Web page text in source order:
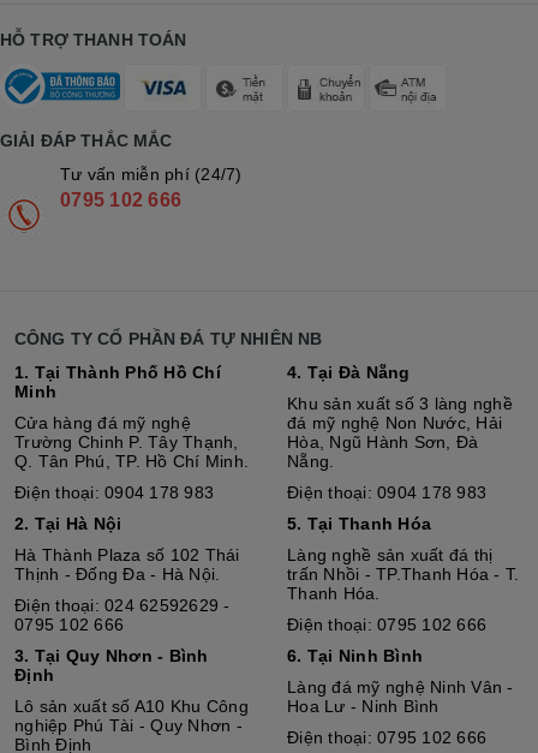
HỖ TRỢ THANH TOÁN
GIẢI ĐÁP THẮC MẮC
Tư vấn miễn phí (24/7)
0795 102 666
CÔNG TY CỔ PHẦN ĐÁ TỰ NHIÊN NB
1. Tại Thành Phố Hồ Chí
Minh
Cửa hàng đá mỹ nghệ
Trường Chinh P. Tây Thạnh,
Q. Tân Phú, TP. Hồ Chí Minh.
Điện thoại: 0904 178 983
2. Tại Hà Nội
Hà Thành Plaza số 102 Thái
Thịnh - Đống Đa - Hà Nội.
Điện thoại: 024 62592629 -
0795 102 666
3. Tại Quy Nhơn - Bình
Định
Lô sản xuất số A10 Khu Công
nghiệp Phú Tài - Quy Nhơn -
Bình Định
4. Tại Đà Nẵng
Khu sản xuất số 3 làng nghề
đá mỹ nghệ Non Nước, Hải
Hòa, Ngũ Hành Sơn, Đà
Nẵng.
Điện thoại: 0904 178 983
5. Tại Thanh Hóa
Làng nghề sản xuất đá thị
trấn Nhồi - TP.Thanh Hóa - T.
Thanh Hóa.
Điện thoại: 0795 102 666
6. Tại Ninh Bình
Làng đá mỹ nghệ Ninh Vân -
Hoa Lư - Ninh Bình
Điện thoại: 0795 102 666